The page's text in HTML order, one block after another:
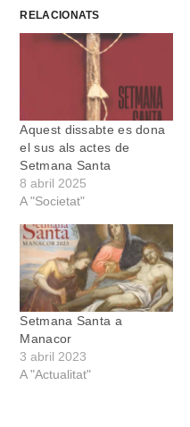
RELACIONATS
Aquest dissabte es dona
el sus als actes de
Setmana Santa
8 abril 2025
A "Societat"
Setmana Santa a
Manacor
3 abril 2023
A "Actualitat"